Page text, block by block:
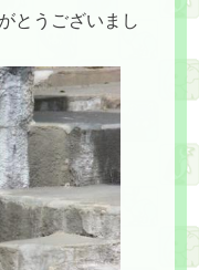
とうございまし